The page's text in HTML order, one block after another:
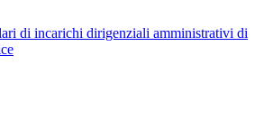
di incarichi dirigenziali amministrativi di